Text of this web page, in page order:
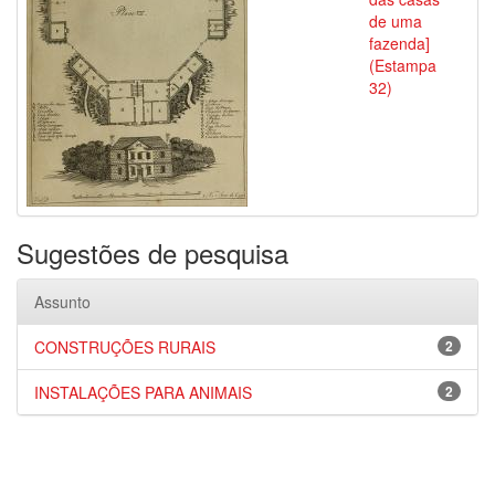
de uma
fazenda]
(Estampa
32)
Sugestões de pesquisa
Assunto
2
CONSTRUÇÕES RURAIS
2
INSTALAÇÕES PARA ANIMAIS